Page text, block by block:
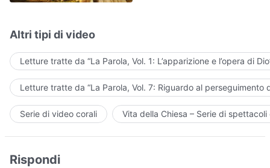
Altri tipi di video
Letture tratte da “La Parola, Vol. 1: L’apparizione e l’opera di
Letture tratte da “La Parola, Vol. 7: Riguardo al perseguimento
Serie di video corali Vita della Chiesa – Serie di
Rispondi